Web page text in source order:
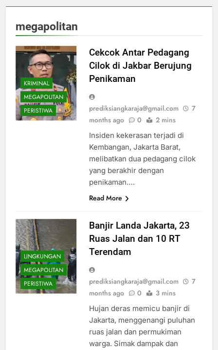
megapolitan
KRIMINAL
MEGAPOLITAN
PERISTIWA
Cekcok Antar Pedagang
Cilok di Jakbar Berujung
Penikaman
prediksiangkaraja@gmail.com
7
months ago
0 2 mins
Insiden kekerasan terjadi di
Kembangan, Jakarta Barat,
melibatkan dua pedagang cilok
yang berakhir dengan
penikaman….
Read More
LINGKUNGAN
MEGAPOLITAN
PERISTIWA
Banjir Landa Jakarta, 23
Ruas Jalan dan 10 RT
Terendam
prediksiangkaraja@gmail.com
7
months ago
0 3 mins
Hujan deras memicu banjir di
Jakarta, menggenangi puluhan
ruas jalan dan permukiman
warga. Simak dampak dan